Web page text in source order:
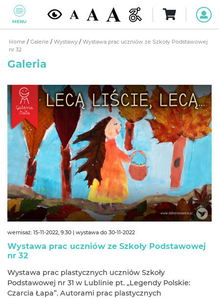
MENU
Home / Galerie / Wystawy / Wystawa prac uczniów ze Szkoły Podstawowej
nr 32
Galeria
wernisaż: 15-11-2022, 9:30 | wystawa do 30-11-2022
Wystawa prac uczniów ze Szkoły Podstawowej
nr 32
Wystawa prac plastycznych uczniów Szkoły
Podstawowej nr 31 w Lublinie pt. „Legendy Polskie:
Czarcia Łapa”. Autorami prac plastycznych